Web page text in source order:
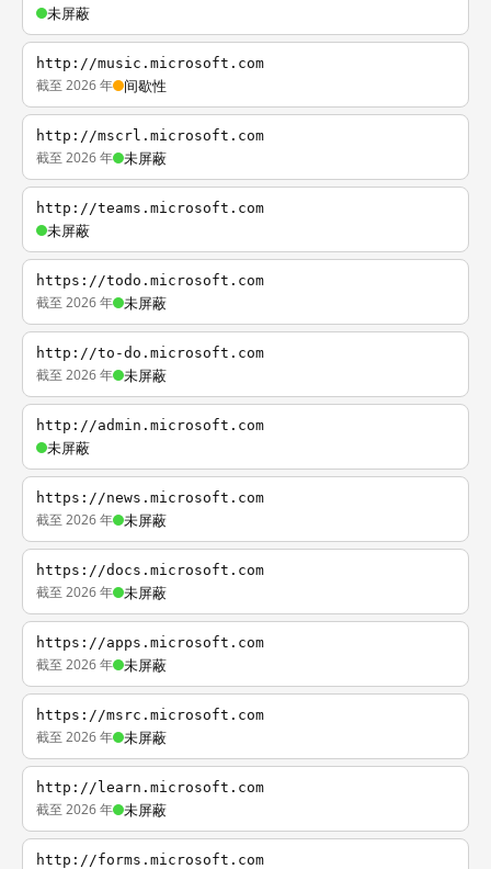
未屏蔽
http://music.microsoft.com
截至 2026 年 间歇性
http://mscrl.microsoft.com
截至 2026 年 未屏蔽
http://teams.microsoft.com
未屏蔽
https://todo.microsoft.com
截至 2026 年 未屏蔽
http://to-do.microsoft.com
截至 2026 年 未屏蔽
http://admin.microsoft.com
未屏蔽
https://news.microsoft.com
截至 2026 年 未屏蔽
https://docs.microsoft.com
截至 2026 年 未屏蔽
https://apps.microsoft.com
截至 2026 年 未屏蔽
https://msrc.microsoft.com
截至 2026 年 未屏蔽
http://learn.microsoft.com
截至 2026 年 未屏蔽
http://forms.microsoft.com